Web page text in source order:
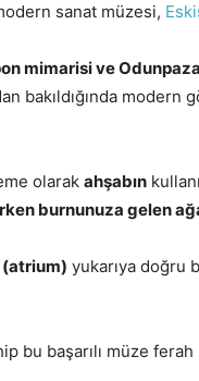
sanat müzesi,
mimarisi ve
bakıldığında
olarak ahşabın
burnunuza gelen
yukarıya doğru
bu başarılı müze